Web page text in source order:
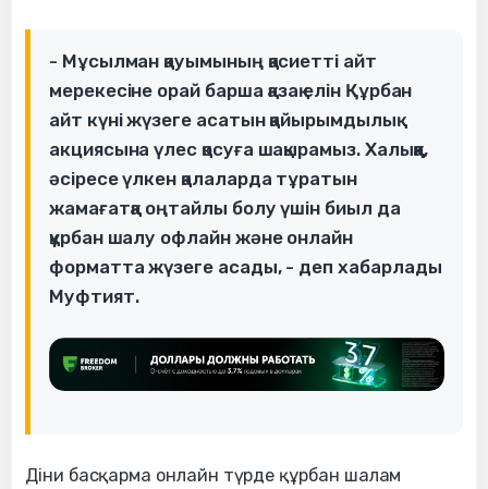
- Мұсылман қауымының қасиетті айт
мерекесіне орай барша қазақ елін Құрбан
айт күні жүзеге асатын қайырымдылық
акциясына үлес қосуға шақырамыз. Халыққа,
әсіресе үлкен қалаларда тұратын
жамағатқа оңтайлы болу үшін биыл да
құрбан шалу офлайн және онлайн
форматта жүзеге асады, - деп хабарлады
Муфтият.
Діни басқарма онлайн түрде құрбан шалам